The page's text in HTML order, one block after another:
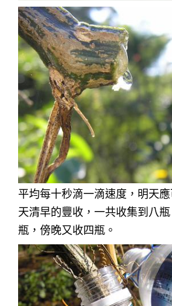
平均每十秒滴一滴速度，明天
天清早的豐收，一共收集到八
瓶，傍晚又收四瓶。